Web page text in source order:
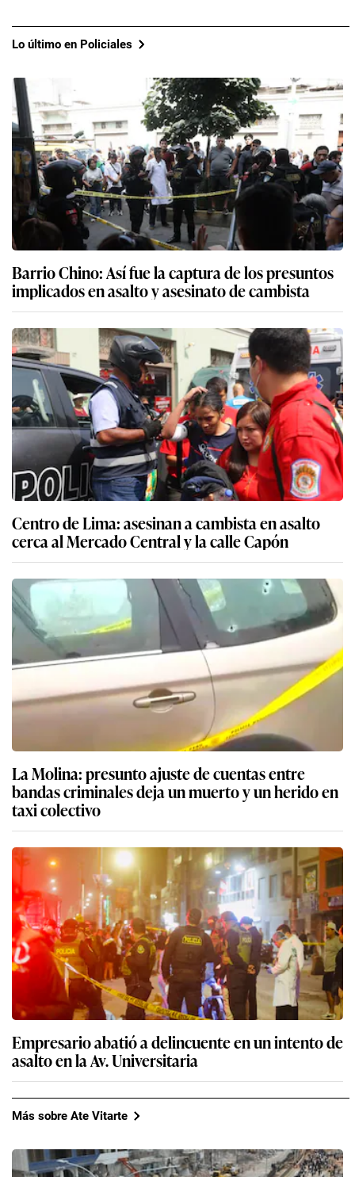
Lo último en Policiales
Barrio Chino: Así fue la captura de los presuntos
implicados en asalto y asesinato de cambista
Centro de Lima: asesinan a cambista en asalto
cerca al Mercado Central y la calle Capón
La Molina: presunto ajuste de cuentas entre
bandas criminales deja un muerto y un herido en
taxi colectivo
Empresario abatió a delincuente en un intento de
asalto en la Av. Universitaria
Más sobre Ate Vitarte